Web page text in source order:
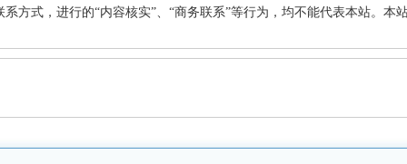
方式，进行的“内容核实”、“商务联系”等行为，均不能代表本站。本